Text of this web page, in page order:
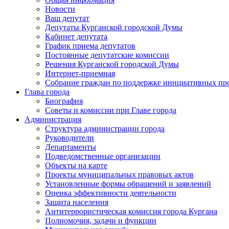
Новости
Ваш депутат
Депутаты Курганской городской Думы
Кабинет депутата
График приема депутатов
Постоянные депутатские комиссии
Решения Курганской городской Думы
Интернет-приемная
Собрание граждан по поддержке инициативных
Глава города
Биография
Советы и комиссии при Главе города
Администрация
Структура администрации города
Руководители
Департаменты
Подведомственные организации
Объекты на карте
Проекты муниципальных правовых актов
Установленные формы обращений и заявлений
Оценка эффективности деятельности
Защита населения
Антитеррористическая комиссия города Кургана
Полномочия, задачи и функции